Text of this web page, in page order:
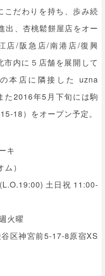
こだわりを持ち、歩み続
出、杏桃鬆餅屋店をオー
店/阪急店/南港店/復興
内に５店舗を展開して
本店に隣接した uzna
た2016年5月下旬には駒
18）をオープン予定。
キ
）
土日祝 11:00-
火曜
区神宮前5-17-8原宿XS